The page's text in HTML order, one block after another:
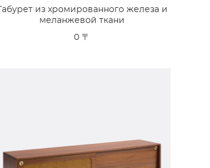
Табурет из хромированного железа и
меланжевой ткани
0 〒